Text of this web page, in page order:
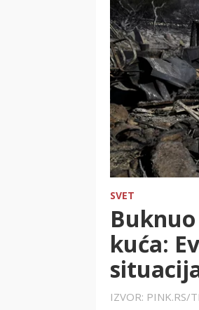
SVET
kuća:
IZVOR: PINK.RS/